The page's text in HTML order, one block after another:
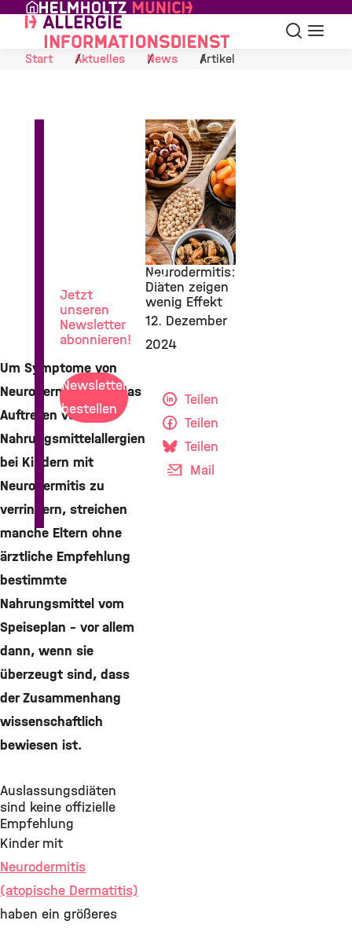
Skip to Content
Suche
Start
Aktuelles News Artikel
©
Neurodermitis:
Diäten zeigen
wenig Effekt
12. Dezember
2024
Um Symptome von
Neurodermitis oder das
Auftreten von
Nahrungsmittelallergien
bei Kindern mit
Neurodermitis zu
verringern, streichen
manche Eltern ohne
ärztliche Empfehlung
bestimmte
Nahrungsmittel vom
Speiseplan – vor allem
dann, wenn sie
überzeugt sind, dass
der Zusammenhang
wissenschaftlich
bewiesen ist.
Auslassungsdiäten
sind keine offizielle
Empfehlung
Kinder mit
Neurodermitis
(atopische Dermatitis)
haben ein größeres
Teilen
Teilen
Teilen
Mail
Allergieforschung
Jetzt
unseren
Newsletter
abonnieren!
Newsletter
bestellen